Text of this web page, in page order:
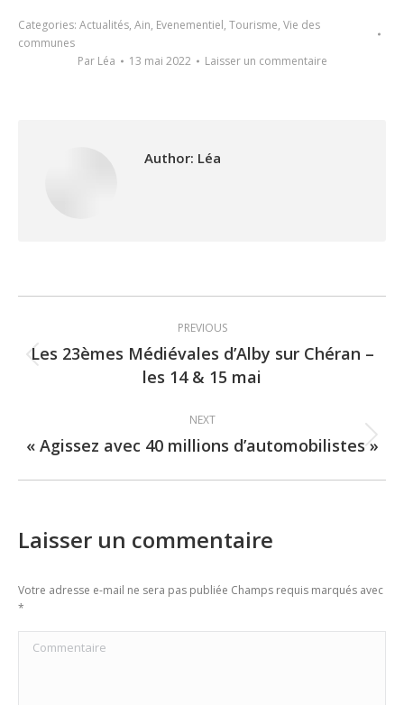
Categories: Actualités, Ain, Evenementiel, Tourisme, Vie des
communes
Par Léa 13 mai 2022 Laisser un commentaire
Author: Léa
navigation
PREVIOUS
Previous
post:
Les 23èmes Médiévales d’Alby sur Chéran –
les 14 & 15 mai
NEXT
Next
« Agissez avec 40 millions d’automobilistes »
Laisser un commentaire
Votre adresse e-mail ne sera pas publiée Champs requis marqués avec
*
Commentaire